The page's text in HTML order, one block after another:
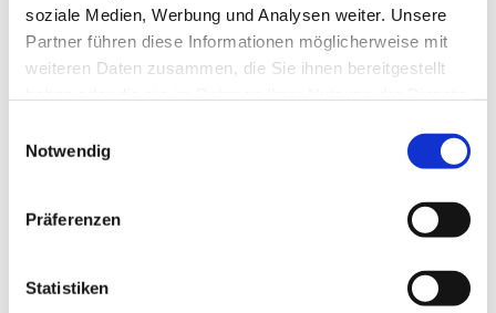
soziale Medien, Werbung und Analysen weiter. Unsere
Partner führen diese Informationen möglicherweise mit
weiteren Daten zusammen, die Sie ihnen bereitgestellt
Notwendig
Präferenzen
Statistiken
Der Adler auf dem Kirchendach ist das Symbol des
sieht von allen Seiten anders aus. Seine Durchlässigkeit
hat schlicht den praktischen Grund, dass ihn so Stürme
Die Taube unter der Deckenwand sybolisiert den
Heiligen Geist ist der gekreuzigte und auferstandene